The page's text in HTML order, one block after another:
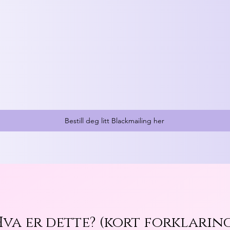
Bestill deg litt Blackmailing her
er dette? (kort